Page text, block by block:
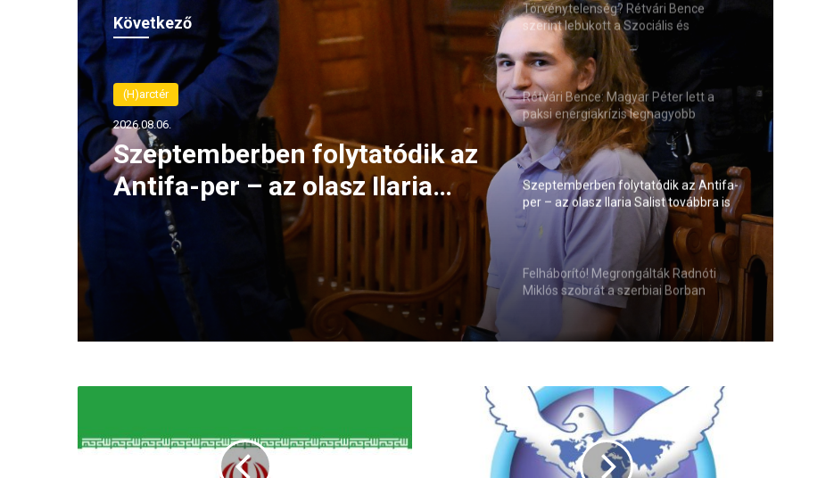
Következő
(H)arctér
2026.08.06.
Szeptemberben folytatódik az
Antifa-per – az olasz Ilaria
Salist továbbra is mentelmi
jog védi
Törvénytelenség? Rétvári Bence
szerint lebukott a Szociális és
Családügyi Minisztérium
Rétvári Bence: Magyar Péter lett a
paksi energiakrízis legnagyobb
rémhírterjesztője (VIDEÓ)
Szeptemberben folytatódik az Antifa-
per – az olasz Ilaria Salist továbbra is
mentelmi jog védi
Felháborító! Megrongálták Radnóti
Miklós szobrát a szerbiai Borban
e